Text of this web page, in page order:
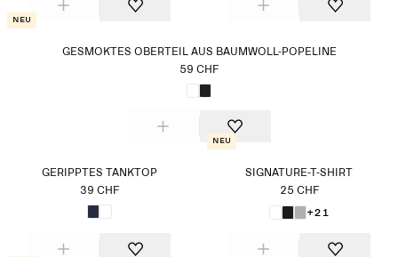
Neu
GESMOKTES OBERTEIL AUS BAUMWOLL-POPELINE
59 CHF
GERIPPTES TANKTOP
39 CHF
Neu
SIGNATURE-T-SHIRT
25 CHF
+21